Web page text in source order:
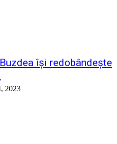
îşi redobândeşte
2023